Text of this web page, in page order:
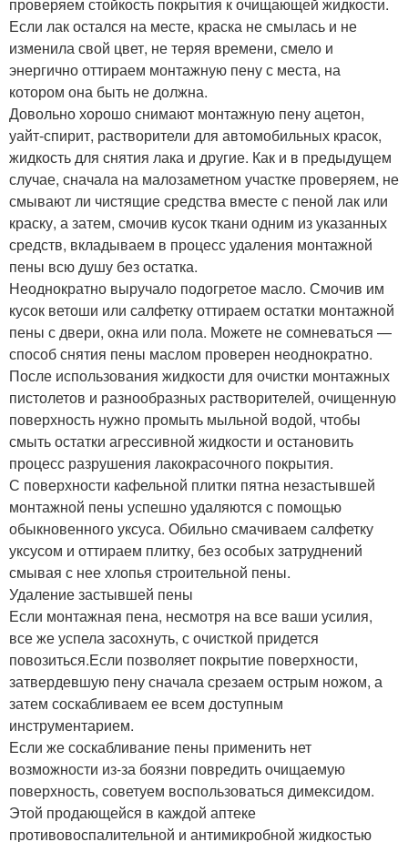
Если лак остался на месте, краска не смылась и не
изменила свой цвет, не теряя времени, смело и
энергично оттираем монтажную пену с места, на
котором она быть не должна.
Довольно хорошо снимают монтажную пену ацетон,
уайт-спирит, растворители для автомобильных красок,
жидкость для снятия лака и другие. Как и в предыдущем
случае, сначала на малозаметном участке проверяем, не
смывают ли чистящие средства вместе с пеной лак или
краску, а затем, смочив кусок ткани одним из указанных
средств, вкладываем в процесс удаления монтажной
пены всю душу без остатка.
Неоднократно выручало подогретое масло. Смочив им
кусок ветоши или салфетку оттираем остатки монтажной
пены с двери, окна или пола. Можете не сомневаться —
способ снятия пены маслом проверен неоднократно.
После использования жидкости для очистки монтажных
пистолетов и разнообразных растворителей, очищенную
поверхность нужно промыть мыльной водой, чтобы
смыть остатки агрессивной жидкости и остановить
процесс разрушения лакокрасочного покрытия.
С поверхности кафельной плитки пятна незастывшей
монтажной пены успешно удаляются с помощью
обыкновенного уксуса. Обильно смачиваем салфетку
уксусом и оттираем плитку, без особых затруднений
смывая с нее хлопья строительной пены.
Удаление застывшей пены
Если монтажная пена, несмотря на все ваши усилия,
все же успела засохнуть, с очисткой придется
повозиться.Если позволяет покрытие поверхности,
затвердевшую пену сначала срезаем острым ножом, а
затем соскабливаем ее всем доступным
инструментарием.
Если же соскабливание пены применить нет
возможности из-за боязни повредить очищаемую
поверхность, советуем воспользоваться димексидом.
Этой продающейся в каждой аптеке
противовоспалительной и антимикробной жидкостью